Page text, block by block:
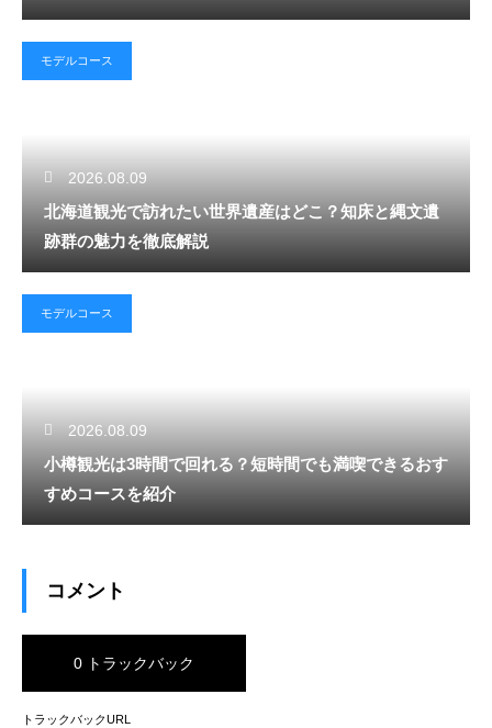
モデルコース
2026.08.09
北海道観光で訪れたい世界遺産はどこ？知床と縄文遺
跡群の魅力を徹底解説
モデルコース
2026.08.09
小樽観光は3時間で回れる？短時間でも満喫できるおす
すめコースを紹介
コメント
0 トラックバック
トラックバックURL